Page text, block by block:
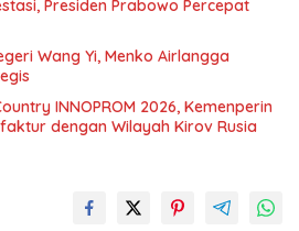
Presiden Prabowo Percepat
Wang Yi, Menko Airlangga
INNOPROM 2026, Kemenperin
dengan Wilayah Kirov Rusia